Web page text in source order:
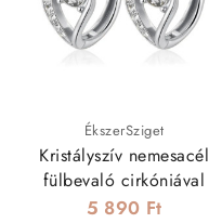
ÉkszerSziget
Kristályszív nemesacél
fülbevaló cirkóniával
5 890 Ft